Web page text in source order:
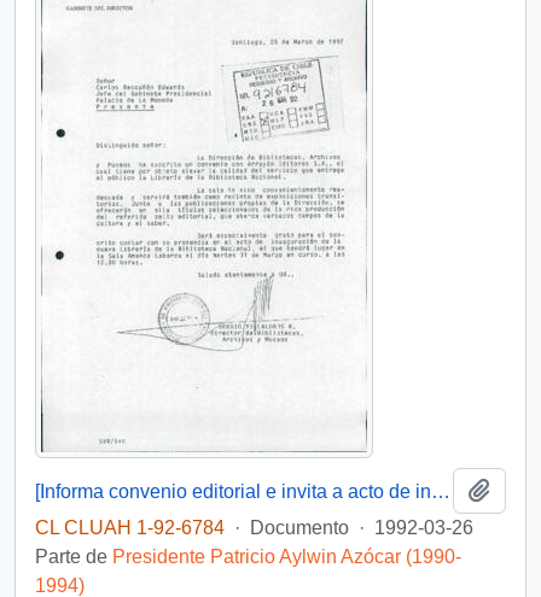
[Informa convenio editorial e invita a acto de inauguración de nueva librería]
CL CLUAH 1-92-6784 · Documento · 1992-03-26
Parte de Presidente Patricio Aylwin Azócar (1990-
1994)